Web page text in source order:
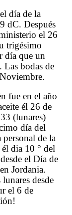
día de la
dC. Después
el 26
trigésimo
día que un
Las bodas de
fue en el año
él 26 de
(lunares)
día del
de la
dia 10 ° del
el Día de
Jordania.
desde
el 6 de